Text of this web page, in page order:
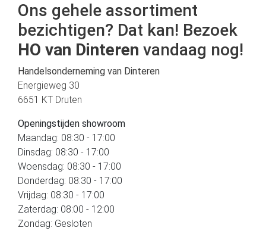
Ons gehele assortiment
bezichtigen? Dat kan! Bezoek
HO van Dinteren vandaag nog!
Handelsonderneming van Dinteren
Energieweg 30
6651 KT Druten
Openingstijden showroom
Maandag: 08:30 - 17:00
Dinsdag: 08:30 - 17:00
Woensdag: 08:30 - 17:00
Donderdag: 08:30 - 17:00
Vrijdag: 08:30 - 17:00
Zaterdag: 08:00 - 12:00
Zondag: Gesloten